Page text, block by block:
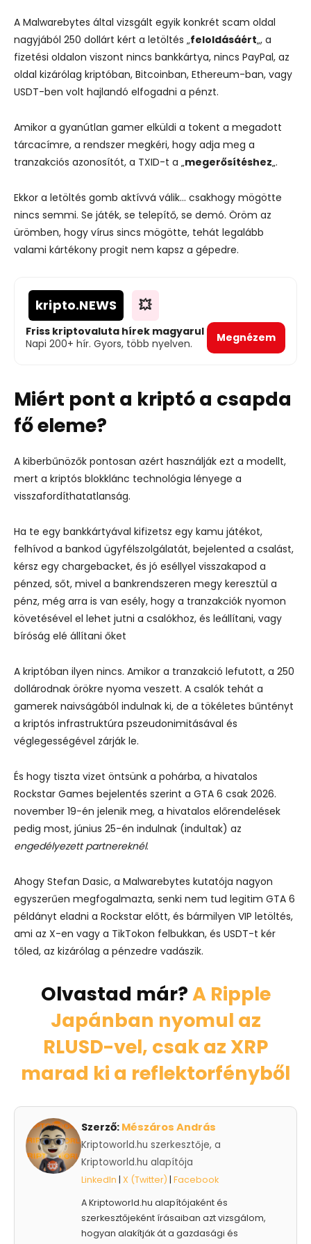
A Malwarebytes által vizsgált egyik konkrét scam oldal
nagyjából 250 dollárt kért a letöltés „feloldásáért„, a
fizetési oldalon viszont nincs bankkártya, nincs PayPal, az
oldal kizárólag kriptóban, Bitcoinban, Ethereum-ban, vagy
USDT-ben volt hajlandó elfogadni a pénzt.
Amikor a gyanútlan gamer elküldi a tokent a megadott
tárcacímre, a rendszer megkéri, hogy adja meg a
tranzakciós azonosítót, a TXID-t a „megerősítéshez„.
Ekkor a letöltés gomb aktívvá válik… csakhogy mögötte
nincs semmi. Se játék, se telepítő, se demó. Öröm az
ürömben, hogy vírus sincs mögötte, tehát legalább
valami kártékony progit nem kapsz a gépedre.
kripto.NEWS 💥
Friss kriptovaluta hírek magyarul
Napi 200+ hír. Gyors, több nyelven.
Megnézem
Miért pont a kriptó a csapda
fő eleme?
A kiberbűnözők pontosan azért használják ezt a modellt,
mert a kriptós blokklánc technológia lényege a
visszafordíthatatlanság.
Ha te egy bankkártyával kifizetsz egy kamu játékot,
felhívod a bankod ügyfélszolgálatát, bejelented a csalást,
kérsz egy chargebacket, és jó eséllyel visszakapod a
pénzed, sőt, mivel a bankrendszeren megy keresztül a
pénz, még arra is van esély, hogy a tranzakciók nyomon
követésével el lehet jutni a csalókhoz, és leállítani, vagy
bíróság elé állítani őket
A kriptóban ilyen nincs. Amikor a tranzakció lefutott, a 250
dollárodnak örökre nyoma veszett. A csalók tehát a
gamerek naivságából indulnak ki, de a tökéletes bűntényt
a kriptós infrastruktúra pszeudonimitásával és
véglegességével zárják le.
És hogy tiszta vizet öntsünk a pohárba, a hivatalos
Rockstar Games bejelentés szerint a GTA 6 csak 2026.
november 19-én jelenik meg, a hivatalos előrendelések
pedig most, június 25-én indulnak (indultak) az
engedélyezett partnereknél.
Ahogy Stefan Dasic, a Malwarebytes kutatója nagyon
egyszerűen megfogalmazta, senki nem tud legitim GTA 6
példányt eladni a Rockstar előtt, és bármilyen VIP letöltés,
ami az X-en vagy a TikTokon felbukkan, és USDT-t kér
tőled, az kizárólag a pénzedre vadászik.
Olvastad már?A Ripple
Japánban nyomul az
RLUSD-vel, csak az XRP
marad ki a reflektorfényből
Szerző: Mészáros András
Kriptoworld.hu szerkesztője, a
Kriptoworld.hu alapítója
LinkedIn | X (Twitter) | Facebook
A Kriptoworld.hu alapítójaként és
szerkesztőjeként írásaiban azt vizsgálom,
hogyan alakítják át a gazdasági és